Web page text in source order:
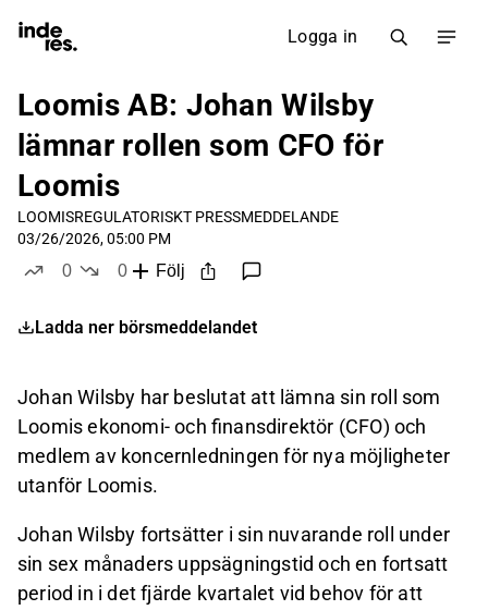
Logga in
Loomis AB: Johan Wilsby
lämnar rollen som CFO för
Loomis
LOOMISREGULATORISKT PRESSMEDDELANDE
03/26/2026, 05:00 PM
0
0
Följ
Ladda ner börsmeddelandet
Johan Wilsby har beslutat att lämna sin roll som
Loomis ekonomi- och finansdirektör (CFO) och
medlem av koncernledningen för nya möjligheter
utanför Loomis.
Johan Wilsby fortsätter i sin nuvarande roll under
sin sex månaders uppsägningstid och en fortsatt
period in i det fjärde kvartalet vid behov för att